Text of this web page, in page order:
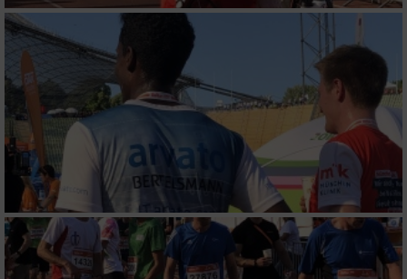
IAB-Besonderheiten:
Verwendung genauer Standortdaten
Geräte anhand von aktiv angeforderten
Informationen identifizieren
Nicht-IAB-Verarbeitungszwecke:
Notwendig
Performance